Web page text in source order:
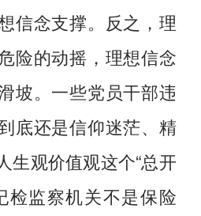
信念支撑。反之，理
险的动摇，理想信念
坡。一些党员干部违
底还是信仰迷茫、精
生观价值观这个“总开
检监察机关不是保险